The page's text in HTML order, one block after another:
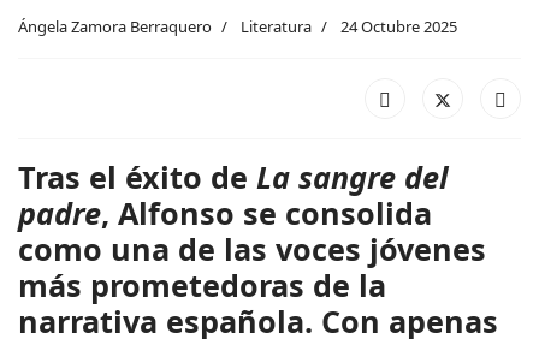
Ángela Zamora Berraquero Literatura 24 Octubre 2025
Tras el éxito de La sangre del
padre, Alfonso se consolida
como una de las voces jóvenes
más prometedoras de la
narrativa española. Con apenas